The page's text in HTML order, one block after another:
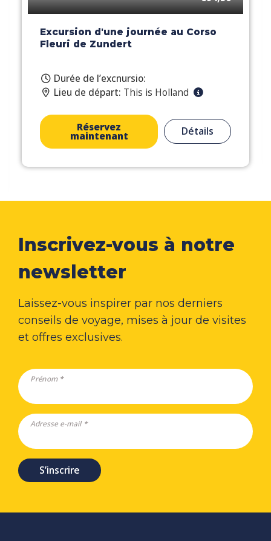
Excursion d'une journée au Corso
Fleuri de Zundert
Durée de l’excnursio:
Lieu de départ: This is Holland
Réservez
maintenant Détails
Inscrivez-vous à notre
newsletter
Laissez-vous inspirer par nos derniers
conseils de voyage, mises à jour de visites
et offres exclusives.
Prénom *
Adresse e-mail *
S’inscrire